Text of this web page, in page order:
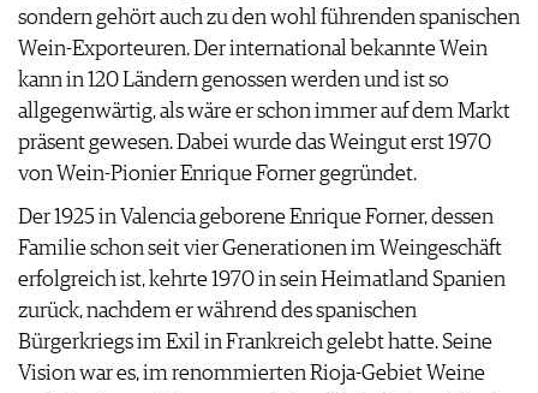
ABO
WEINSUCHE
NEWSLETTER
WINE TRADE CLUB
REDAKTION
JOBS
PRESSE
IMPRESSUM
AGB & DATENSCHUTZ
FAQ
sondern gehört auch zu den wohl führenden spanischen
Wein-Exporteuren. Der international bekannte Wein
kann in 120 Ländern genossen werden und ist so
allgegenwärtig, als wäre er schon immer auf dem Markt
präsent gewesen. Dabei wurde das Weingut erst 1970
von Wein-Pionier Enrique Forner gegründet.
Der 1925 in Valencia geborene Enrique Forner, dessen
Familie schon seit vier Generationen im Weingeschäft
erfolgreich ist, kehrte 1970 in sein Heimatland Spanien
zurück, nachdem er während des spanischen
Bürgerkriegs im Exil in Frankreich gelebt hatte. Seine
Vision war es, im renommierten Rioja-Gebiet Weine